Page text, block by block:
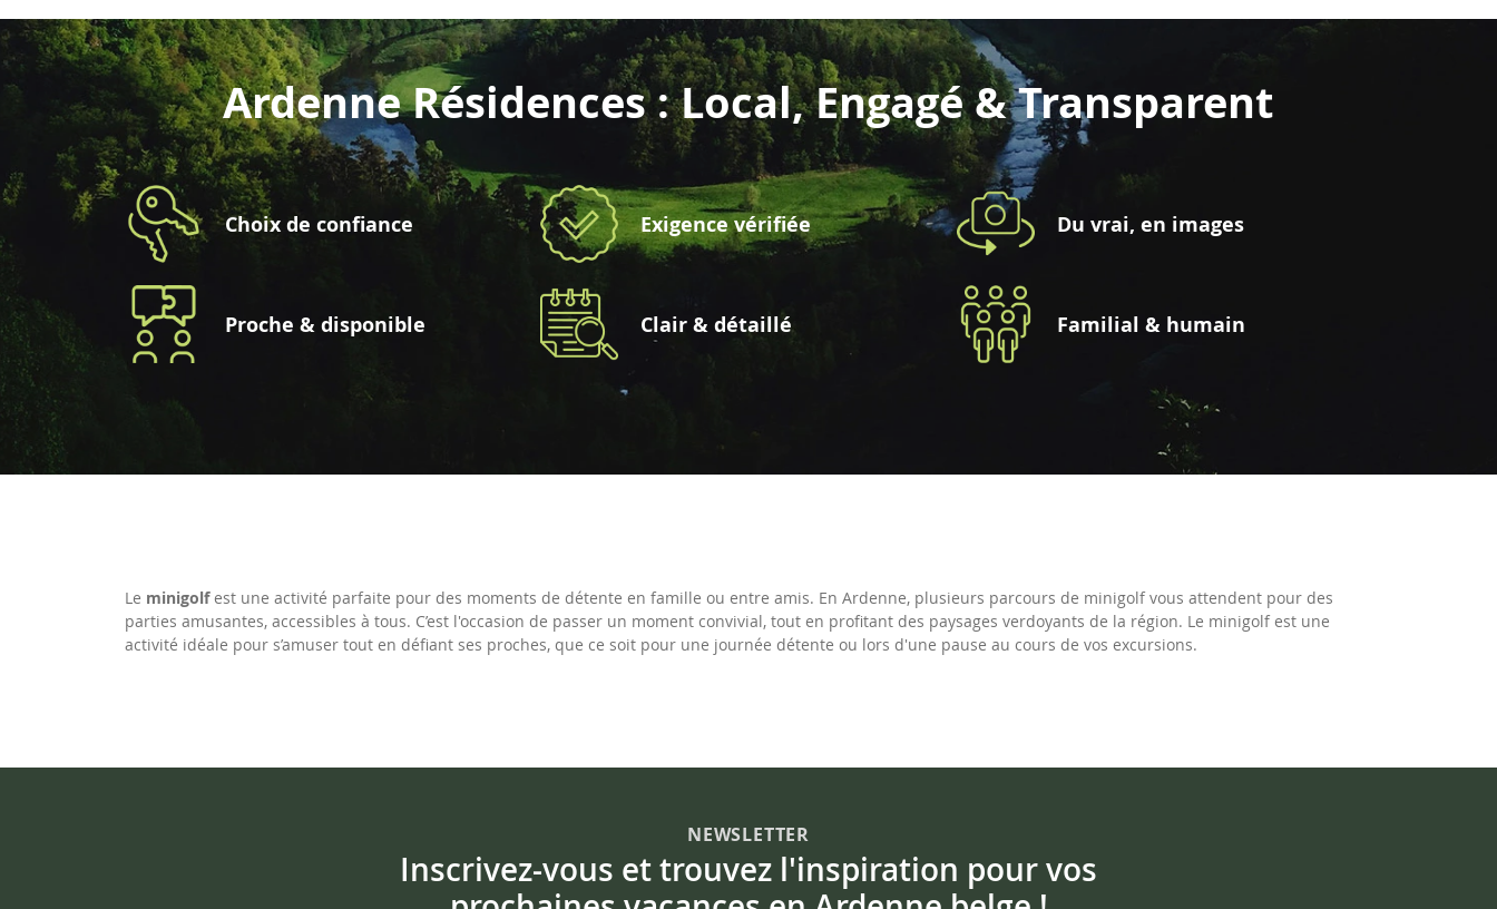
Ardenne Résidences : Local, Engagé & Transparent
Choix de confiance Exigence vérifiée Du vrai, en images
Proche & disponible Clair & détaillé Familial & humain
Le minigolfest une activité parfaite pour des moments de détente en famille ou entre amis. En Ardenne, plusieurs parcours de minigolf vous attendent pour des
parties amusantes, accessibles à tous. C’est l'occasion de passer un moment convivial, tout en profitant des paysages verdoyants de la région. Le minigolf est une
activité idéale pour s’amuser tout en défiant ses proches, que ce soit pour une journée détente ou lors d'une pause au cours de vos excursions.
NEWSLETTER
Inscrivez-vous et trouvez l'inspiration pour vos